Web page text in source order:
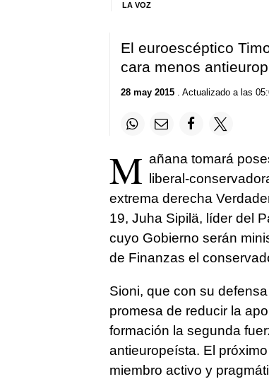
LA VOZ
El euroescéptico
cara menos
28 may 2015. Actualizado a las
M añana tomará
liberal-
extrema derecha
19, Juha Sipilä, líder del
cuyo Gobierno serán
de Finanzas el
Sioni, que con su
promesa de reducir la
formación la segunda
antieuropeísta. El
miembro activo y